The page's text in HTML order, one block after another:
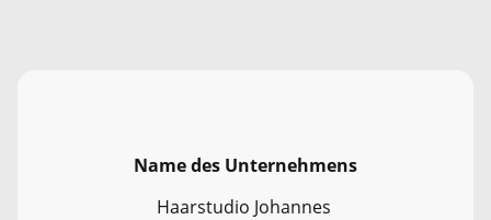
Name des Unternehmens
Haarstudio Johannes